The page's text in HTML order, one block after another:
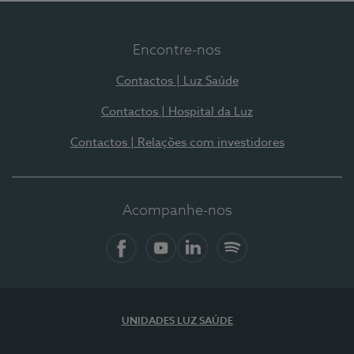
Encontre-nos
Contactos | Luz Saúde
Contactos | Hospital da Luz
Contactos | Relações com investidores
Acompanhe-nos
UNIDADES LUZ SAÚDE